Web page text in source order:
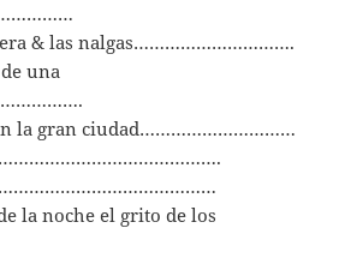
& las nalgas………………………….
una
la gran ciudad…………………………
noche el grito de los